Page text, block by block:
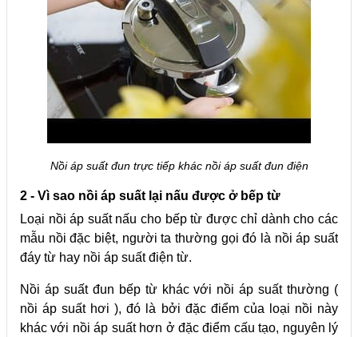
Nồi áp suất đun trực tiếp khác nồi áp suất đun điện
2 - Vì sao nồi áp suất lại nấu được ở bếp từ
Loại nồi áp suất nấu cho bếp từ được chỉ dành cho các
mẫu nồi đặc biệt, người ta thường gọi đó là nồi áp suất
đáy từ hay nồi áp suất điện từ.
Nồi áp suất đun bếp từ khác với nồi áp suất thường (
nồi áp suất hơi ), đó là bởi đặc điểm của loại nồi này
khác với nồi áp suất hơn ở đặc điểm cấu tạo, nguyên lý